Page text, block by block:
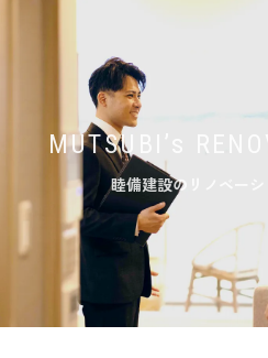
MUTSUBI’s
睦備建設のリノベーシ